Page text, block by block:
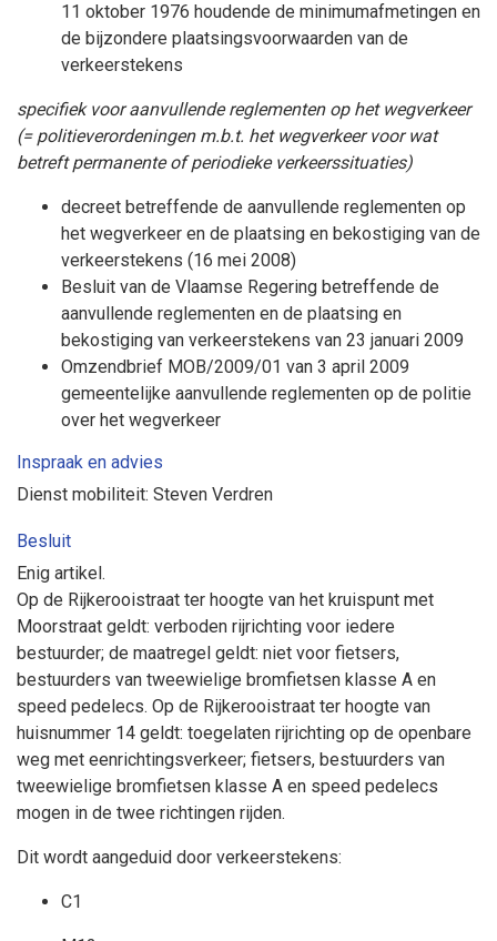
11 oktober 1976 houdende de minimumafmetingen en
de bijzondere plaatsingsvoorwaarden van de
verkeerstekens
specifiek voor aanvullende reglementen op het wegverkeer
(= politieverordeningen m.b.t. het wegverkeer voor wat
betreft permanente of periodieke verkeerssituaties)
decreet betreffende de aanvullende reglementen op
het wegverkeer en de plaatsing en bekostiging van de
verkeerstekens (16 mei 2008)
Besluit van de Vlaamse Regering betreffende de
aanvullende reglementen en de plaatsing en
bekostiging van verkeerstekens van 23 januari 2009
Omzendbrief MOB/2009/01 van 3 april 2009
gemeentelijke aanvullende reglementen op de politie
over het wegverkeer
Inspraak en advies
Dienst mobiliteit: Steven Verdren
Besluit
Enig artikel.
Op de Rijkerooistraat ter hoogte van het kruispunt met
Moorstraat geldt: verboden rijrichting voor iedere
bestuurder; de maatregel geldt: niet voor fietsers,
bestuurders van tweewielige bromfietsen klasse A en
speed pedelecs. Op de Rijkerooistraat ter hoogte van
huisnummer 14 geldt: toegelaten rijrichting op de openbare
weg met eenrichtingsverkeer; fietsers, bestuurders van
tweewielige bromfietsen klasse A en speed pedelecs
mogen in de twee richtingen rijden.
Dit wordt aangeduid door verkeerstekens:
C1